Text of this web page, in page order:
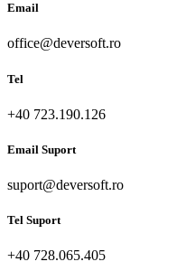
Email
office@deversoft.ro
Tel
+40 723.190.126
Email Suport
suport@deversoft.ro
Tel Suport
+40 728.065.405